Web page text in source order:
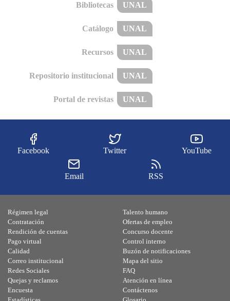
Bibliotecas UNAL
Catálogo UNAL
Recursos UNAL
Repositorio institucional UNAL
Portal de revistas UNAL
Facebook Twitter YouTube
Email RSS
Régimen legal
Contratación
Rendición de cuentas
Pago virtual
Calidad
Talento humano
Ofertas de empleo
Concurso docente
Control interno
Buzón de notificaciones
Correo institucional
Redes Sociales
Quejas y reclamos
Encuesta
Mapa del sitio
FAQ
Atención en línea
Contáctenos